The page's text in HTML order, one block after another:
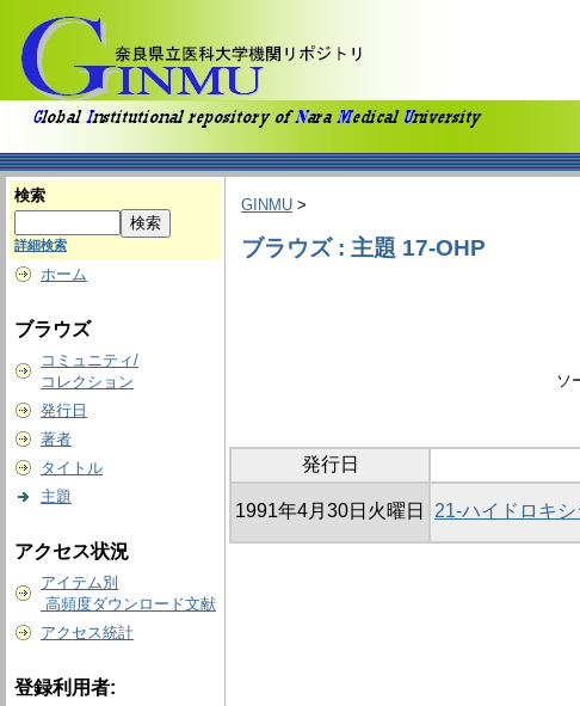
検索
詳細検索
ホーム
ブラウズ
コミュニティ/
コレクション
発行日
著者
タイトル
主題
アクセス状況
アイテム別
高頻度ダウンロード文献
アクセス統計
登録利用者:
GINMU >
ブラウズ : 主題 17-OHP
ソ
発行日
1991年4月30日火曜日 21-ハイドロキ